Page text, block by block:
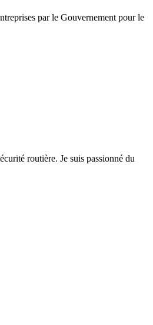
par le Gouvernement pour le
routière. Je suis passionné du